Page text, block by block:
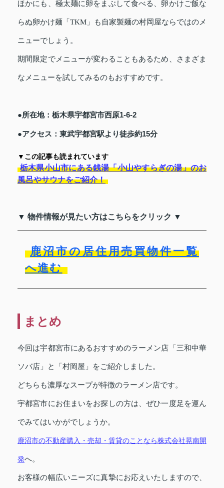
ほかにも、極太麺に卵をまぶして食べる、卵かけご飯な
らぬ卵かけ麺「TKM」も自家製麺の村岡屋ならではのメ
ニューでしょう。
期間限定でメニューが変わることもあるため、さまざま
なメニューを試してみるのもおすすめです。
●所在地：栃木県宇都宮市西原1-6-2
●アクセス：東武宇都宮駅より徒歩約15分
▼この記事も読まれています
栃木県小山市にある銭湯「小山やすらぎの湯」のお
風呂やサウナをご紹介！
▼ 物件情報が見たい方はこちらをクリック ▼
鹿沼市の居住用売買物件一覧
へ進む
まとめ
今回は宇都宮市にあるおすすめのラーメン店「三和中華
ソバ店」と「村岡屋」をご紹介しました。
どちらも濃厚なスープが特徴のラーメン店です。
宇都宮市にお住まいをお探しの方は、ぜひ一度足を運ん
でみてはいかがでしょうか。
鹿沼市の不動産購入・売却・賃貸のことなら株式会社晃南開
発へ。
お客様の幅広いニーズに真摯にお応えいたしますので、